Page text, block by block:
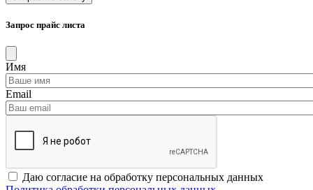
Запрос прайс листа
Имя
Email
Даю согласие на обработку персональных данных